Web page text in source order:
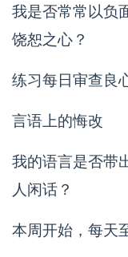
我是否常常以负
饶恕之心？
练习每日审查良
言语上的悔改
我的语言是否带
人闲话？
本周开始，每天